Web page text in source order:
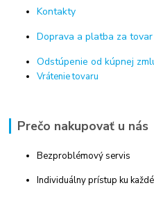
Kontakty
Doprava a platba za tovar
Odstúpenie od kúpnej
Vrátenie tovaru
Prečo nakupovať u nás
Bezproblémový servis
Individuálny prístup ku